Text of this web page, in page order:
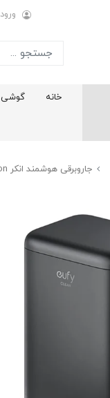
ورود
خانه گوشی
جاروبرقی هوشمند انکر Anker Eufy Clean X8 Pro with Self-Empty Station مدل T2276